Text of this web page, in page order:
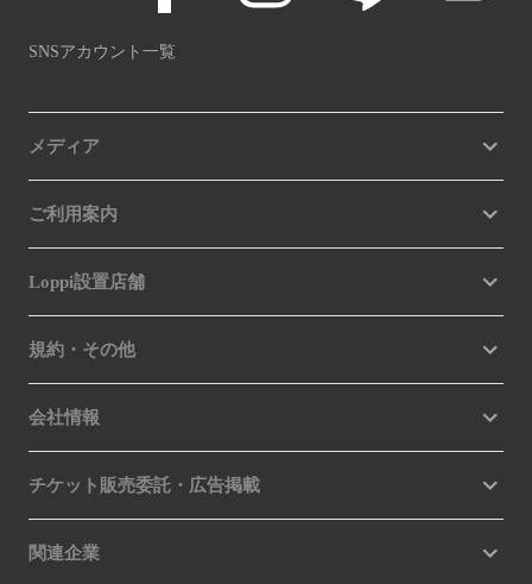
SNSアカウント一覧
メディア
ご利用案内
Loppi設置店舗
規約・その他
会社情報
チケット販売委託・広告掲載
関連企業